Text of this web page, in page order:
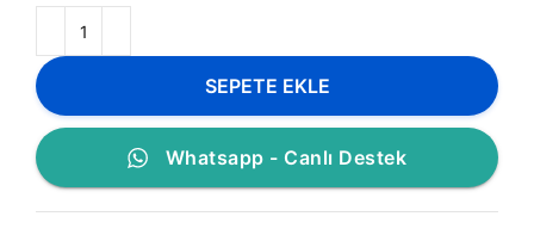
SEPETE EKLE
Whatsapp - Canlı Destek